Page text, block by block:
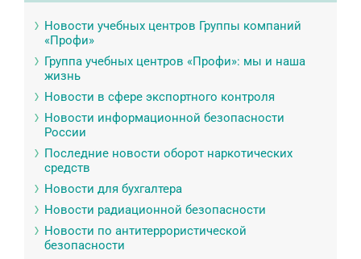
Новости учебных центров Группы компаний
«Профи»
Группа учебных центров «Профи»: мы и наша
жизнь
Новости в сфере экспортного контроля
Новости информационной безопасности
России
Последние новости оборот наркотических
средств
Новости для бухгалтера
Новости радиационной безопасности
Новости по антитеррористической
безопасности